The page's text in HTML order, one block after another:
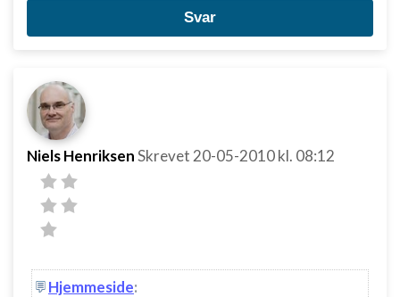
Svar
Niels HenriksenSkrevet 20-05-2010kl. 08:12
Hjemmeside: